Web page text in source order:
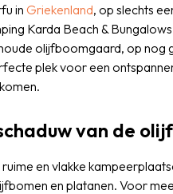
in Griekenland, op slechts
Karda Beach &
olijfboomgaard, op nog
plek voor een
van de
en vlakke
en platanen. Voor